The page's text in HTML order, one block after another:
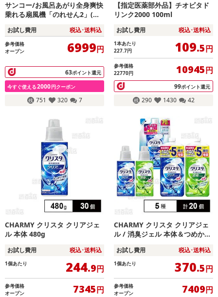
サンコー/お風呂あがり全身爽快
乗れる扇風機「のれせん2」(濡
荷重120kg)/MATFANHWH
お試し費用 税込･送料込
参考価格
オープン
6999円
63ポイント還元
今すぐ使える2000円クーポン
751 320 7
【指定医薬部外品】チオビタド
リンク2000 100ml
お試し費用 税込･送料込
1本あたり
227.7円 109.5円
参考価格
22770円
10945円
99ポイント還元
290 1430 42
CHARMY クリスタ クリアジェ
ル 本体 480g
お試し費用 税込･送料込
1個あたり 244.9円
参考価格
オープン
7345円
CHARMY クリスタ クリアジェ
ル / 消臭ジェル 本体＆つめかえ
お試し費用 税込･送料込
1個あたり 370.5円
参考価格
オープン
7409円